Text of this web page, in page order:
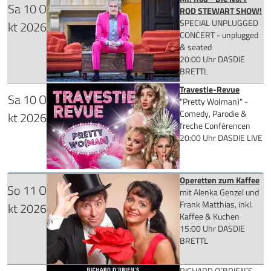
Tickets kaufen
für 89,90 €
Mehr Infos
Tickets kaufen
Sa 10O
kt2026
ROD STEWART SHOW!
SPECIAL UNPLUGGED
CONCERT - unplugged
& seated
20:00 Uhr DASDIE
BRETTL
für 29,90 €
Mehr Infos
Tickets kaufen
Sa 10O
kt2026
Travestie-Revue
"Pretty Wo(man)" -
Comedy, Parodie &
freche Conférencen
20:00 Uhr DASDIE LIVE
für 39,90 €
Mehr Infos
So 11 O
kt2026
Operetten zum Kaffee
mit Alenka Genzel und
Frank Matthias, inkl.
Kaffee & Kuchen
15:00 Uhr DASDIE
BRETTL